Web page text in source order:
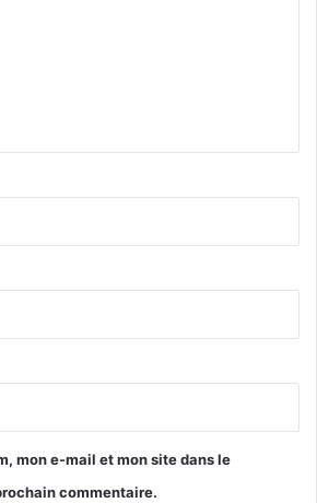
mon e-mail et mon site dans le
commentaire.